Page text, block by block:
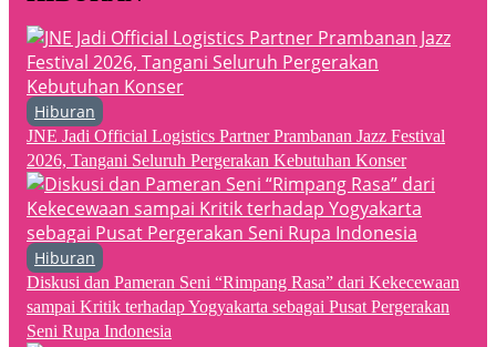
Hiburan
JNE Jadi Official Logistics Partner Prambanan Jazz Festival
2026, Tangani Seluruh Pergerakan Kebutuhan Konser
Hiburan
Diskusi dan Pameran Seni “Rimpang Rasa” dari Kekecewaan
sampai Kritik terhadap Yogyakarta sebagai Pusat Pergerakan
Seni Rupa Indonesia